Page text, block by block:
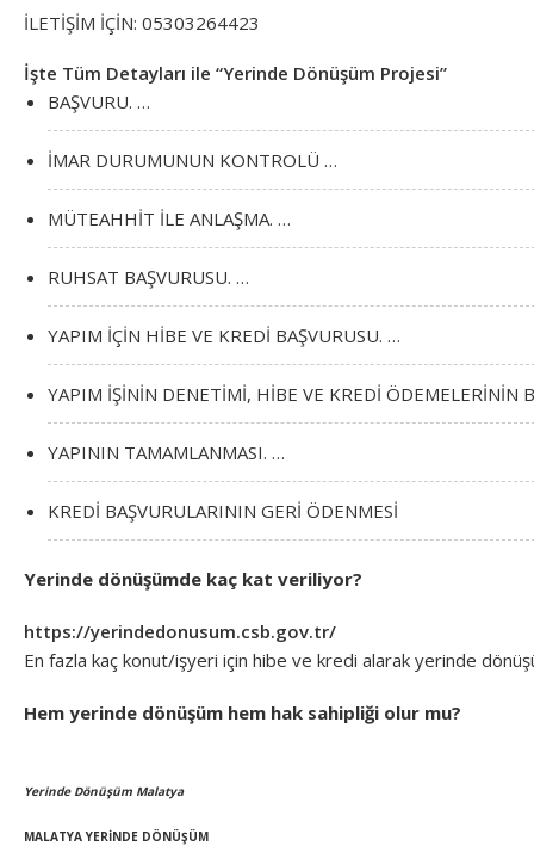
İLETİŞİM İÇİN: 05303264423
İşte Tüm Detayları ile “Yerinde Dönüşüm Projesi”
BAŞVURU. …
İMAR DURUMUNUN KONTROLÜ …
MÜTEAHHİT İLE ANLAŞMA. …
RUHSAT BAŞVURUSU. …
YAPIM İÇİN HİBE VE KREDİ BAŞVURUSU. …
YAPIM İŞİNİN DENETİMİ, HİBE VE KREDİ ÖDEMELERİNİN
YAPININ TAMAMLANMASI. …
KREDİ BAŞVURULARININ GERİ ÖDENMESİ
Yerinde dönüşümde kaç kat veriliyor?
https://yerindedonusum.csb.gov.tr/
En fazla kaç konut/işyeri için hibe ve kredi alarak yerinde
Hem yerinde dönüşüm hem hak sahipliği olur mu?
Yerinde Dönüşüm Malatya
MALATYA YERİNDE DÖNÜŞÜM